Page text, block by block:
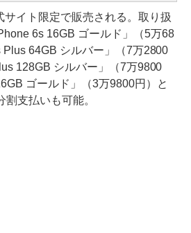
イト限定で販売される。取り扱
6s 16GB ゴールド」（5万68
64GB シルバー」（7万2800
128GB シルバー」（7万9800
ゴールド」（3万9800円）と
支払いも可能。